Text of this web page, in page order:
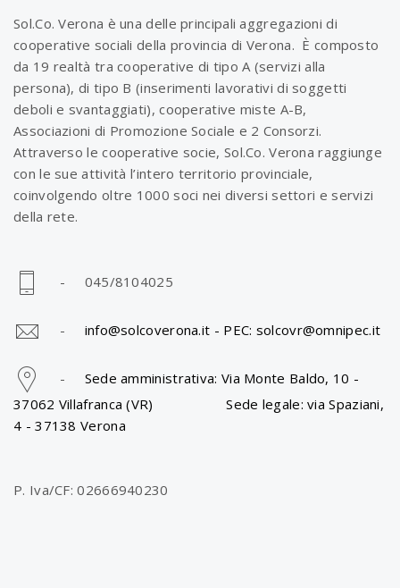
Sol.Co. Verona è una delle principali aggregazioni di
cooperative sociali della provincia di Verona. È composto
da 19 realtà tra cooperative di tipo A (servizi alla
persona), di tipo B (inserimenti lavorativi di soggetti
deboli e svantaggiati), cooperative miste A-B,
Associazioni di Promozione Sociale e 2 Consorzi.
Attraverso le cooperative socie, Sol.Co. Verona raggiunge
con le sue attività l’intero territorio provinciale,
coinvolgendo oltre 1000 soci nei diversi settori e servizi
della rete.
- 045/8104025
- info@solcoverona.it - PEC: solcovr@omnipec.it
- Sede amministrativa: Via Monte Baldo, 10 -
37062 Villafranca (VR) Sede legale: via Spaziani,
4 - 37138 Verona
P. Iva/CF: 02666940230